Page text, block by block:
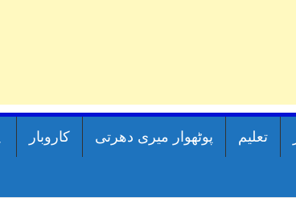
تعلیم پوٹھوار میری دھرتی کاروبار